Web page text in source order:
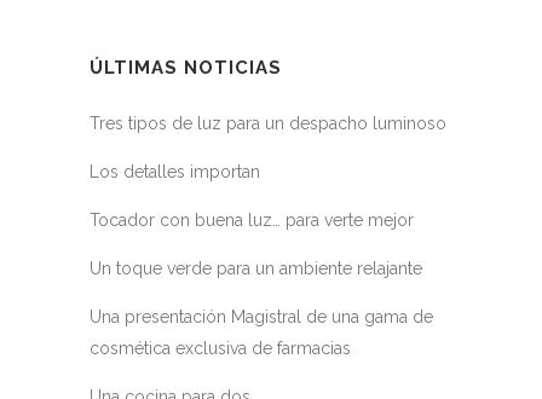
ÚLTIMAS NOTICIAS
Tres tipos de luz para un despacho luminoso
Los detalles importan
Tocador con buena luz… para verte mejor
Un toque verde para un ambiente relajante
Una presentación Magistral de una gama de
cosmética exclusiva de farmacias